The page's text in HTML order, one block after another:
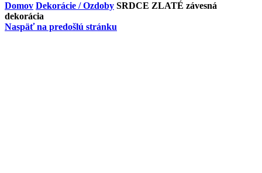
Domov Dekorácie / Ozdoby SRDCE ZLATÉ závesná
dekorácia
Naspäť na predošlú stránku